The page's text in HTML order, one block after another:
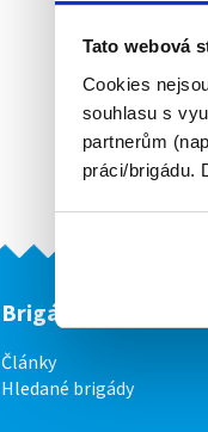
Tato webová
Cookies
souhlasu s
partnerům
práci/brigádu.
Brigádníci
Články
Hledané brigády